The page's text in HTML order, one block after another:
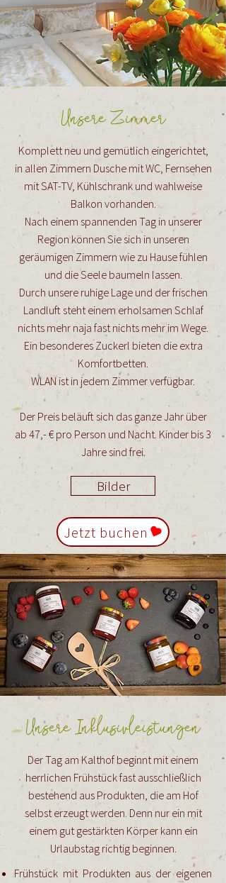
Unsere Zimmer
Komplett neu und gemütlich eingerichtet,
in allen Zimmern Dusche mit WC, Fernsehen
mit SAT-TV, Kühlschrank und wahlweise
Balkon vorhanden.
Nach einem spannenden Tag in unserer
Region können Sie sich in unseren
geräumigen Zimmern wie zu Hause fühlen
und die Seele baumeln lassen.
Durch unsere ruhige Lage und der frischen
Landluft steht einem erholsamen Schlaf
nichts mehr naja fast nichts mehr im Wege.
Ein besonderes Zuckerl bieten die extra
Komfortbetten.
WLAN ist in jedem Zimmer verfügbar.
Der Preis beläuft sich das ganze Jahr über
ab 47,- € pro Person und Nacht. Kinder bis 3
Jahre sind frei.
Bilder
Jetzt buchen
Unsere Inklusivleistungen
Der Tag am Kalthof beginnt mit einem
herrlichen Frühstück fast ausschließlich
bestehend aus Produkten, die am Hof
selbst erzeugt werden. Denn nur ein mit
einem gut gestärkten Körper kann ein
Urlaubstag richtig beginnen.
Frühstück mit Produkten aus der eigenen